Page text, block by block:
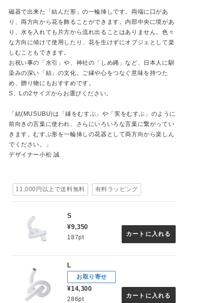
Sサイズ
磁器で出来た「結んだ形」の一輪挿しです。両端に口があ
り、両方向から花を飾ることができます。内部中央に境があ
り、水を入れても片方から流れ出ることはありません。色々
な方向に傾けて使用したり、花を生けずにオブジェとして楽
しむこともできます。
お祝い事の「水引」や、神社の「しめ縄」など、日本人に馴
染みの深い「結」の文化。ご縁や心をつなぐ意味を持つた
め、贈り物にもおすすめです。
S、Lの2サイズからお選びください。
「結(MUSUBU)は「縁をむすぶ」や「実をむすぶ」のように
前向きの言葉に使われ、さらにいろいろな言葉に繋がってい
きます。むすぶ形を一輪挿しの花器として両方向から楽しん
でください。」
デザイナー小松 誠
11,000円以上で送料無料 有料ラッピング
S
¥9,350
187pt カートに入れる
L
お取り寄せ
¥14,300
286pt カートに入れる